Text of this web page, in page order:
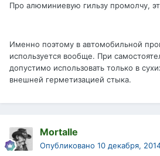
Про алюминиевую гильзу промолчу,
Именно поэтому в автомобильной
используется вообще. При
допустимо использовать только в
внешней герметизацией стыка.
Mortalle
Опубликовано 10 декабря,